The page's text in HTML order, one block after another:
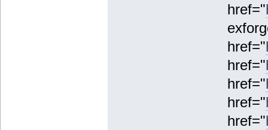
href="
href="
href="
href="
href="
href="